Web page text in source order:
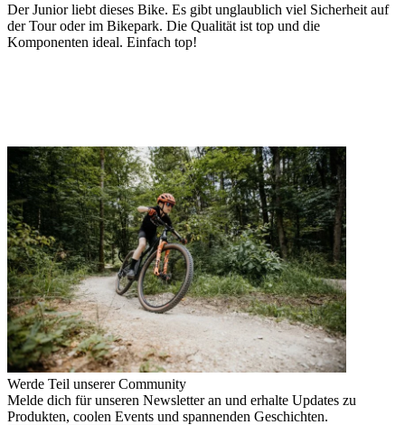
Der Junior liebt dieses Bike. Es gibt unglaublich viel Sicherheit auf
der Tour oder im Bikepark. Die Qualität ist top und die
Komponenten ideal. Einfach top!
Werde Teil unserer Community
Melde dich für unseren Newsletter an und erhalte Updates zu
Produkten, coolen Events und spannenden Geschichten.